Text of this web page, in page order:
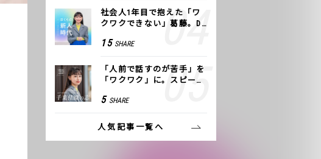
社会人1年目で抱えた「ワ
クワクできない」葛藤。De
つけた、私の生きる道
15 SHARE
「人前で話すのが苦手」を
「ワクワク」に。スピーチ
方トレーニング」に込めた
5 SHARE
人気記事一覧へ